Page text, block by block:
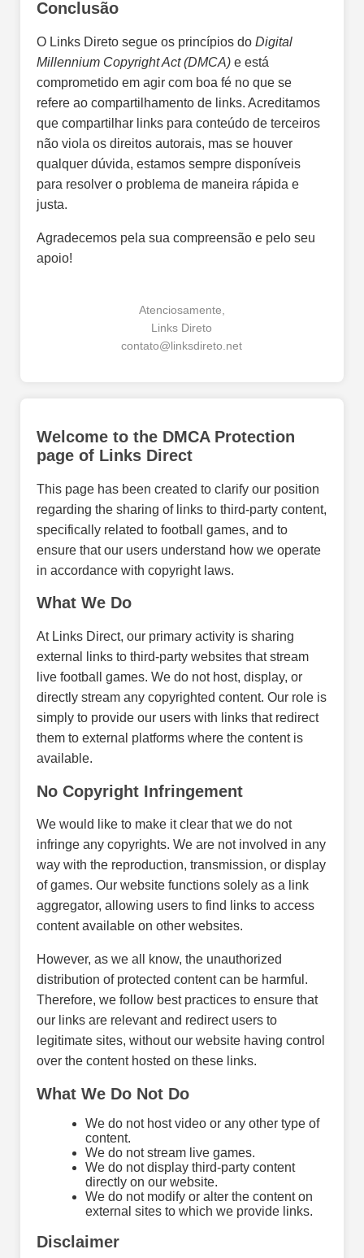
Conclusão
O Links Direto segue os princípios do Digital
Millennium Copyright Act (DMCA)e está
comprometido em agir com boa fé no que se
refere ao compartilhamento de links. Acreditamos
que compartilhar links para conteúdo de terceiros
não viola os direitos autorais, mas se houver
qualquer dúvida, estamos sempre disponíveis
para resolver o problema de maneira rápida e
justa.
Agradecemos pela sua compreensão e pelo seu
apoio!
Atenciosamente,
Links Direto
contato@linksdireto.net
Welcome to the DMCA Protection
page of Links Direct
This page has been created to clarify our position
regarding the sharing of links to third-party content,
specifically related to football games, and to
ensure that our users understand how we operate
in accordance with copyright laws.
What We Do
At Links Direct, our primary activity is sharing
external links to third-party websites that stream
live football games. We do not host, display, or
directly stream any copyrighted content. Our role is
simply to provide our users with links that redirect
them to external platforms where the content is
available.
No Copyright Infringement
We would like to make it clear that we do not
infringe any copyrights. We are not involved in any
way with the reproduction, transmission, or display
of games. Our website functions solely as a link
aggregator, allowing users to find links to access
content available on other websites.
However, as we all know, the unauthorized
distribution of protected content can be harmful.
Therefore, we follow best practices to ensure that
our links are relevant and redirect users to
legitimate sites, without our website having control
over the content hosted on these links.
What We Do Not Do
We do not host video or any other type of
content.
We do not stream live games.
We do not display third-party content
directly on our website.
We do not modify or alter the content on
external sites to which we provide links.
Disclaimer